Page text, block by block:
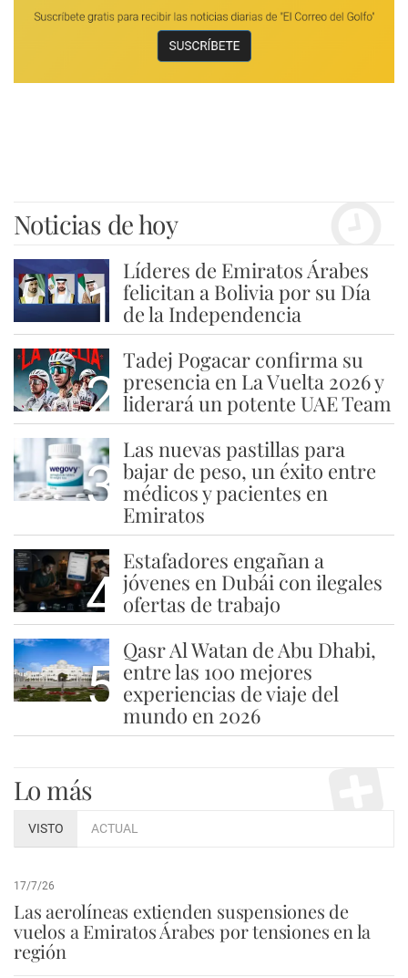
Noticias de hoy
1
Líderes de Emiratos Árabes
felicitan a Bolivia por su Día
de la Independencia
2
Tadej Pogacar confirma su
presencia en La Vuelta 2026 y
liderará un potente UAE Team
3
Las nuevas pastillas para
bajar de peso, un éxito entre
médicos y pacientes en
Emiratos
4
Estafadores engañan a
jóvenes en Dubái con ilegales
ofertas de trabajo
5
Qasr Al Watan de Abu Dhabi,
entre las 100 mejores
experiencias de viaje del
mundo en 2026
Lo más
VISTO ACTUAL
17/7/26
Las aerolíneas extienden suspensiones de
vuelos a Emiratos Árabes por tensiones en la
región